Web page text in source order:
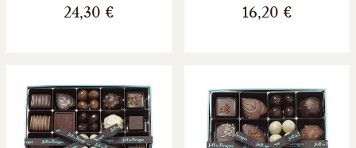
24,30 € 16,20 €